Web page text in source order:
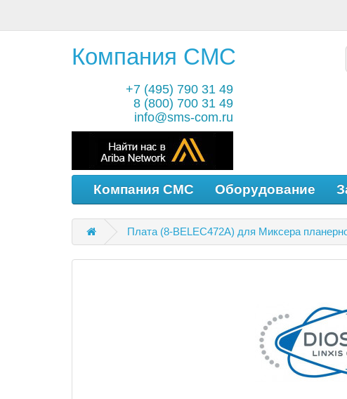
Компания СМС
+7 (495) 790 31 49
8 (800) 700 31 49
info@sms-com.ru
Компания СМС Оборудование
Плата (8-BELEC472A) для Миксера